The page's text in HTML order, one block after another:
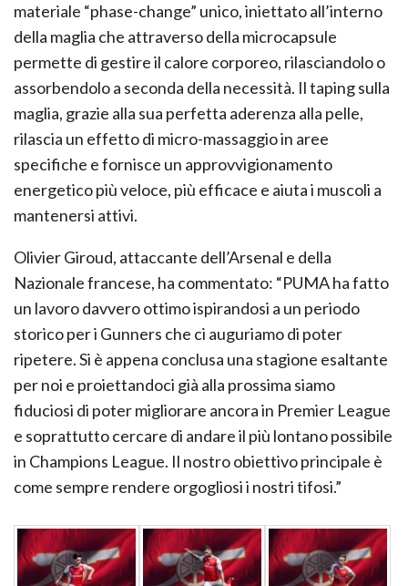
materiale “phase-change” unico, iniettato all’interno
della maglia che attraverso della microcapsule
permette di gestire il calore corporeo, rilasciandolo o
assorbendolo a seconda della necessità. Il taping sulla
maglia, grazie alla sua perfetta aderenza alla pelle,
rilascia un effetto di micro-massaggio in aree
specifiche e fornisce un approvvigionamento
energetico più veloce, più efficace e aiuta i muscoli a
mantenersi attivi.
Olivier Giroud, attaccante dell’Arsenal e della
Nazionale francese, ha commentato: “PUMA ha fatto
un lavoro davvero ottimo ispirandosi a un periodo
storico per i Gunners che ci auguriamo di poter
ripetere. Si è appena conclusa una stagione esaltante
per noi e proiettandoci già alla prossima siamo
fiduciosi di poter migliorare ancora in Premier League
e soprattutto cercare di andare il più lontano possibile
in Champions League. Il nostro obiettivo principale è
come sempre rendere orgogliosi i nostri tifosi.”